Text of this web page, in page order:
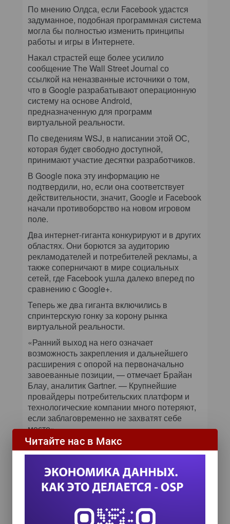
По мнению Олдса, если Facebook удастся
задуманное, подобная программная система
могла бы полностью изменить принципы
работы и игры в Интернете.
Накал страстей еще более усилило
сообщение The Wall Street Journal со
ссылкой на неназванные источники о том,
что в Google разрабатывают операционную
систему на основе Android,
предназначенную для программ
виртуальной реальности.
По сведениям WSJ, в написании этой ОС,
которая будет свободно доступной,
принимают участие десятки разработчиков.
В Google пока эту информацию не
подтвердили, но, если она соответствует
действительности, значит, Google и Facebook
начали противоборство на новом игровом
поле.
Два интернет-гиганта конкурируют и в других
областях. Они борются за аудиторию
рекламодателей и потребителей рекламы, а
также соперничают в мире социальных
сетей, где Facebook ушла далеко вперед по
сравнению с Google+.
Теперь же два гиганта включились в
спринтерскую гонку за корону рынка
виртуальной реальности.
«Ранний выход на него означает
возможность закрепления и дальнейшего
расширения с опорой на первоначально
завоеванные позиции, — отмечает Брайан
Блау, аналитик Gartner. — Крупнейшие
провайдеры потребительских платформ и
технологические компании много потеряют,
если заблаговременно не захватят себе
место».
По мнению некоторых аналитиков, сам
новый рынок будет иметь большое значение.
«Виртуальная реальность — это будущее
развлечений и бизнеса, — уверен Роб
Эндерле, аналитик Enderle Group. — В
становитесь участником происходящего.
Читайте нас в Макс